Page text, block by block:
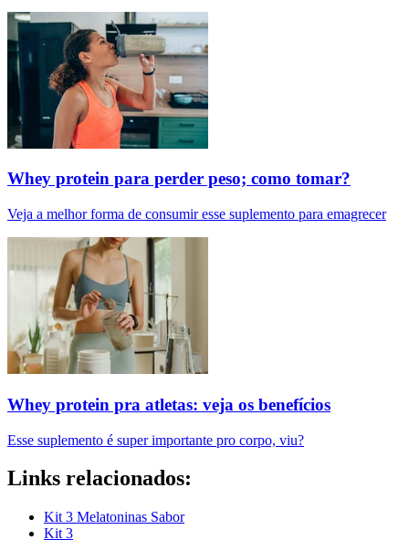
Whey protein para perder peso; como tomar?
Veja a melhor forma de consumir esse suplemento para emagrecer
Whey protein pra atletas: veja os benefícios
Esse suplemento é super importante pro corpo, viu?
Links relacionados:
Kit 3 Melatoninas Sabor
Kit 3